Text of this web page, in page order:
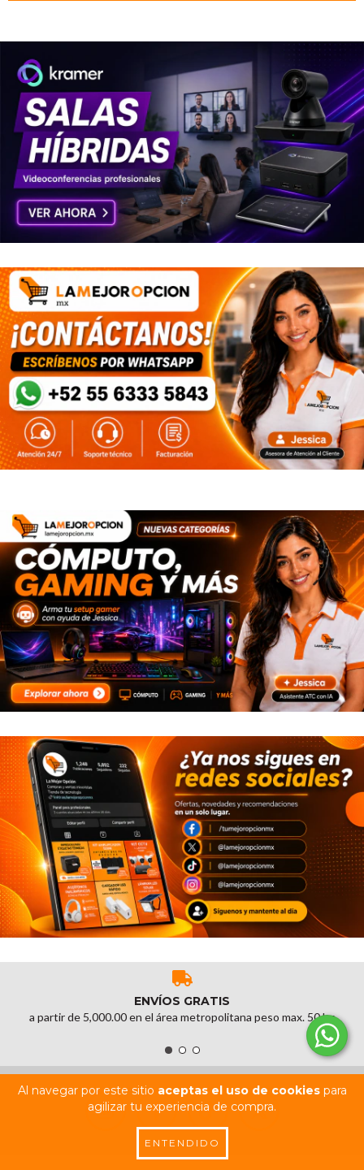
Al navegar por este sitio aceptas el uso de cookiespara
agilizar tu experiencia de compra.
ENTENDIDO
ENVÍOS GRATIS
a partir de 5,000.00 en el área metropolitana peso max. 50 kg